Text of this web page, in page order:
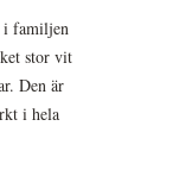
familjen
stor vit
Den är
i hela